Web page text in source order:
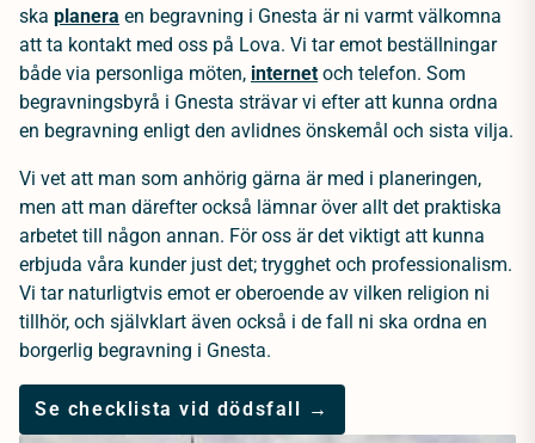
ska planera en begravning i Gnesta är ni varmt välkomna
att ta kontakt med oss på Lova. Vi tar emot beställningar
både via personliga möten, internetoch telefon. Som
begravningsbyrå i Gnesta strävar vi efter att kunna ordna
en begravning enligt den avlidnes önskemål och sista vilja.
Vi vet att man som anhörig gärna är med i planeringen,
men att man därefter också lämnar över allt det praktiska
arbetet till någon annan. För oss är det viktigt att kunna
erbjuda våra kunder just det; trygghet och professionalism.
Vi tar naturligtvis emot er oberoende av vilken religion ni
tillhör, och självklart även också i de fall ni ska ordna en
borgerlig begravning i Gnesta.
Se checklista vid dödsfall →